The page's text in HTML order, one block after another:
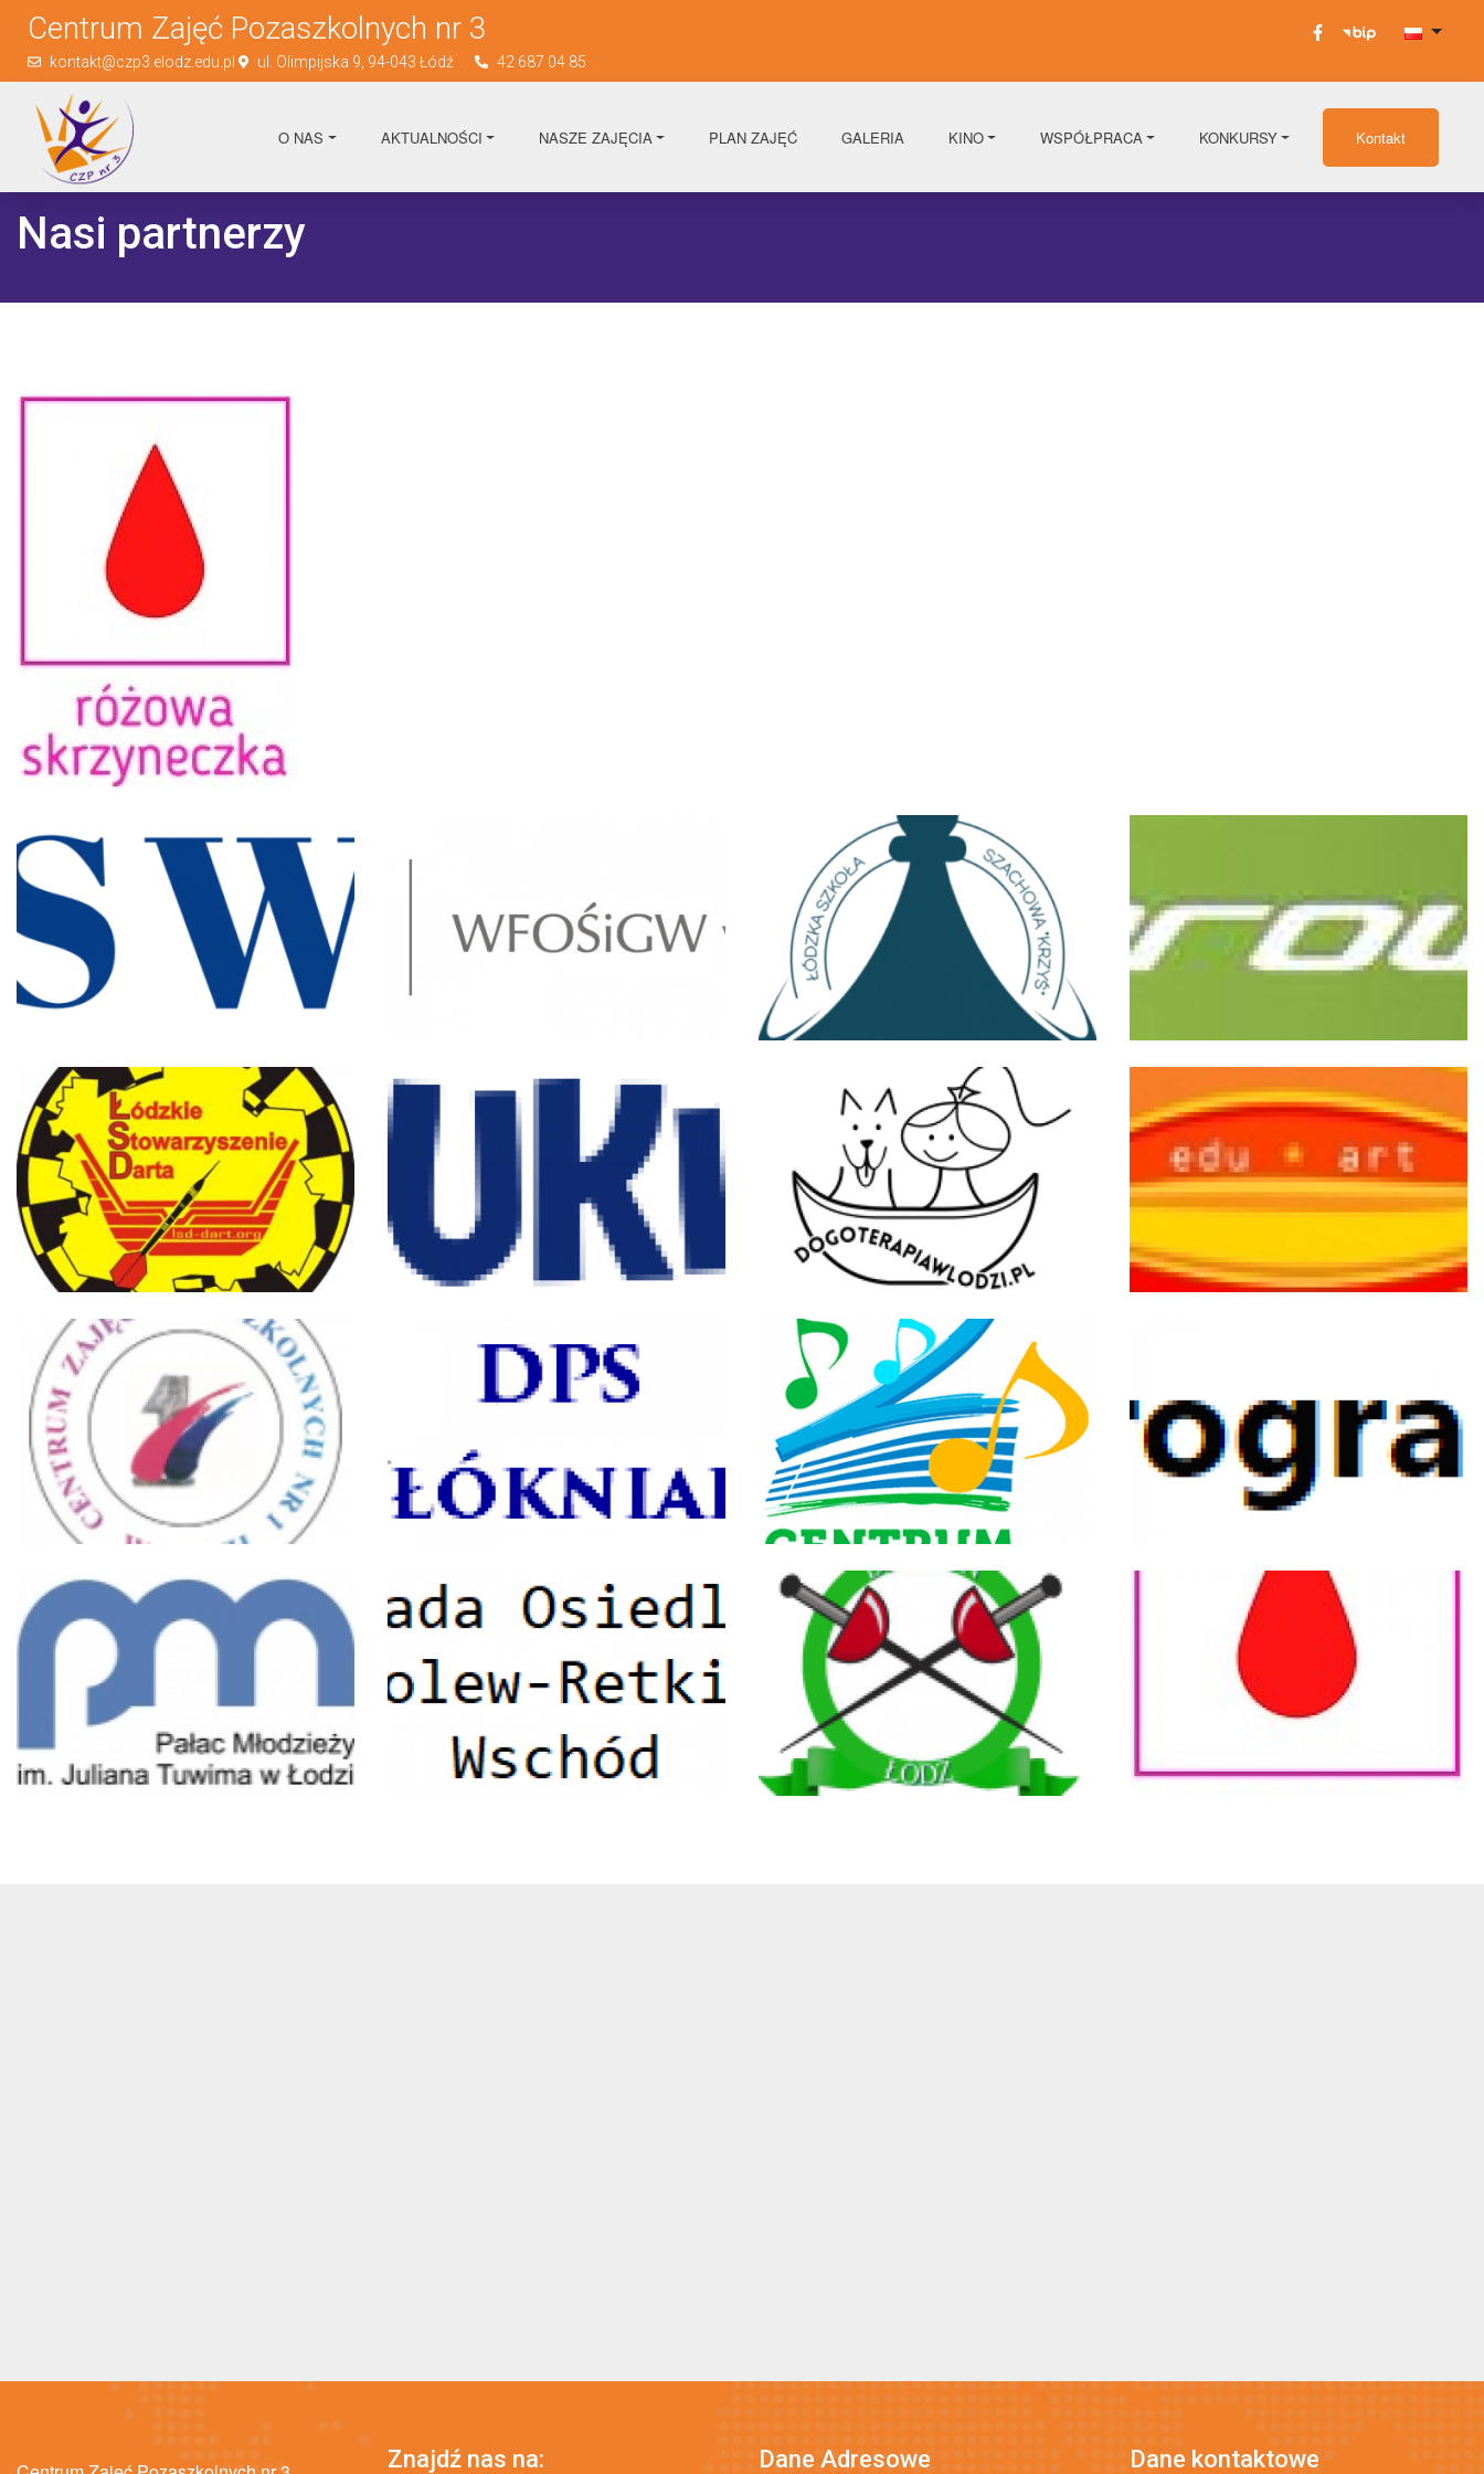
Centrum Zajęć Pozaszkolnych nr 3
kontakt@czp3.elodz.edu.pl ul. Olimpijska 9, 94-043 Łódź 42 687 04 85
O NAS AKTUALNOŚCI NASZE ZAJĘCIA PLAN ZAJĘĆ GALERIA KINO WSPÓŁPRACA KONKURSY Kontakt
Nasi partnerzy
Znajdź nas na: Dane Adresowe Dane kontaktowe